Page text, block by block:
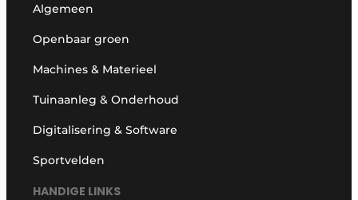
Algemeen
Openbaar groen
Machines & Materieel
Tuinaanleg & Onderhoud
Digitalisering & Software
Sportvelden
HANDIGE LINKS